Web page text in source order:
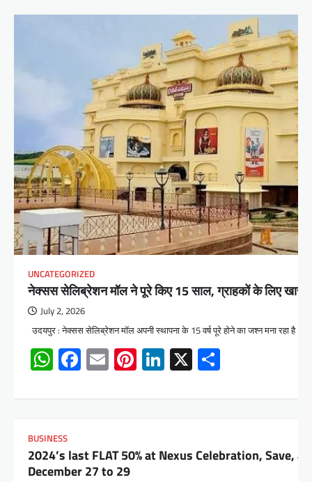
UNCATEGORIZED
नेक्सस सेलिब्रेशन मॉल ने पूरे किए 15 साल, ग्राहकों के लिए
July 2, 2026
उदयपुर : नेक्सस सेलिब्रेशन मॉल अपनी स्थापना के 15 वर्ष पूरे होने का जश्न मना रहा है।
WhatsApp
Facebook
EmailPinterest
LinkedIn
X
BUSINESS
2024’s last FLAT 50% at Nexus Celebration, Save,
December 27 to 29